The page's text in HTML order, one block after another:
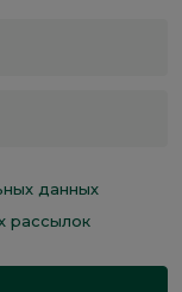
данных
рассылок